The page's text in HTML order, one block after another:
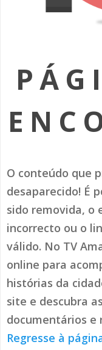
SOMOS TODOS
AMADORA LIGA
(RE)
HISTÓRIAS DE
O conteúdo que
desaparecido! É
sido removida, o
incorrecto ou o
válido. No TV
online para
histórias da
site e descubra
documentários e
Regresse à